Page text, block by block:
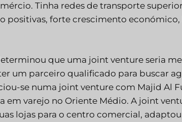
Tinha redes de transporte
positivas, forte crescimento
que uma joint venture seria
um parceiro qualificado para buscar
se numa joint venture com Majid Al
em varejo no Oriente Médio. A joint
lojas para o centro comercial,